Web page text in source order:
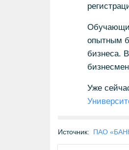
опытным
бизнеса.
Уже
Источник: ПАО